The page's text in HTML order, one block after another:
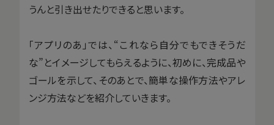
うんと引き出せたりできると思います。
「アプリのあ」では、“これなら自分でもできそうだ
な”とイメージしてもらえるように、初めに、完成品や
ゴールを示して、そのあとで、簡単な操作方法やアレ
ンジ方法などを紹介していきます。